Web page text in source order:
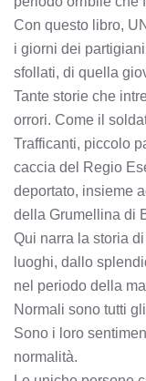
Con questo libro,
i giorni dei
sfollati, di quella
Tante storie che
orrori. Come il
Trafficanti, piccolo
caccia del Regio
deportato, insieme
della Grumellina di
Qui narra la storia
luoghi, dallo
nel periodo della
Normali sono tutti
Sono i loro
normalità.